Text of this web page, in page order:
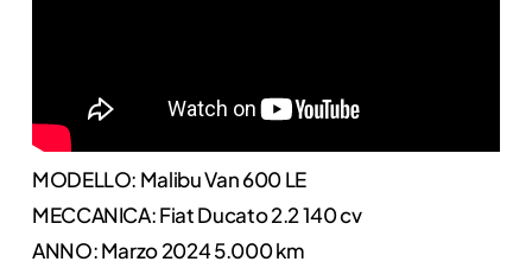
MODELLO: Malibu Van 600 LE
MECCANICA: Fiat Ducato 2.2 140 cv
ANNO: Marzo 2024 5.000 km